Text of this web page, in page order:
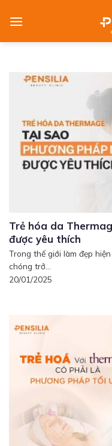
Trẻ hóa da
được yêu thích
Trong thế giới làm đẹp
chóng trở...
20/01/2025